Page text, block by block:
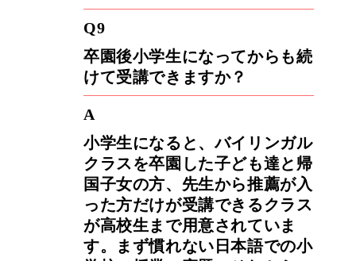
Q9
卒園後小学生になってからも続
けて受講できますか？
A
小学生になると、バイリンガル
クラスを卒園した子ども達と帰
国子女の方、先生から推薦が入
った方だけが受講できるクラス
が高校生まで用意されていま
す。まず慣れない日本語での小